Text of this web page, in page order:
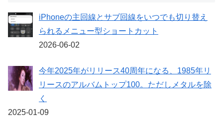
iPhoneの主回線とサブ回線をいつでも切り替え
られるメニュー型ショートカット
2026-06-02
今年2025年がリリース40周年になる、1985年リ
リースのアルバムトップ100。ただしメタルを除
く
2025-01-09